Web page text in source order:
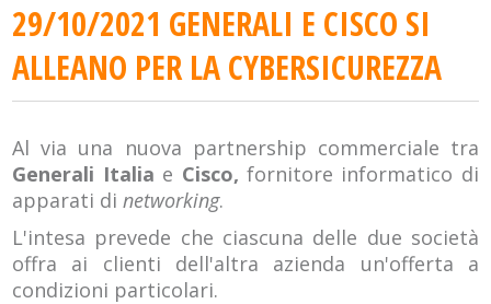
29/10/2021 GENERALI E CISCO SI
ALLEANO PER LA CYBERSICUREZZA
Al via una nuova partnership commerciale tra
Generali Italia e Cisco, fornitore informatico di
apparati dinetworking.
L'intesa prevede che ciascuna delle due società
offra ai clienti dell'altra azienda un'offerta a
condizioni particolari.